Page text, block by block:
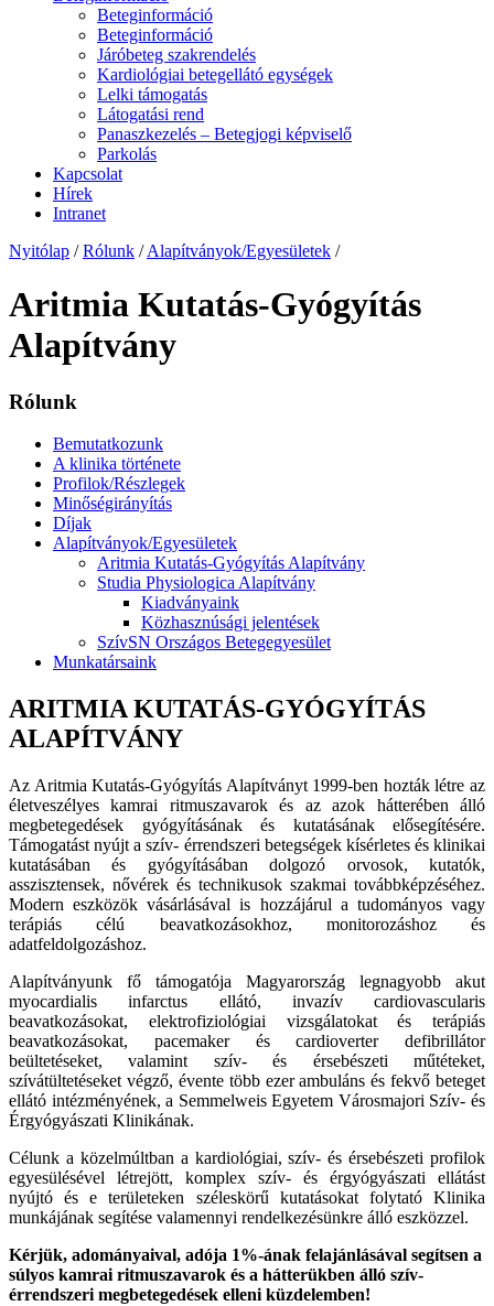
Beteginformáció
Beteginformáció
Járóbeteg szakrendelés
Kardiológiai betegellátó egységek
Lelki támogatás
Látogatási rend
Panaszkezelés – Betegjogi képviselő
Parkolás
Kapcsolat
Hírek
Intranet
Nyitólap / Rólunk / Alapítványok/Egyesületek /
Aritmia Kutatás-Gyógyítás
Alapítvány
Rólunk
Bemutatkozunk
A klinika története
Profilok/Részlegek
Minőségirányítás
Díjak
Alapítványok/Egyesületek
Aritmia Kutatás-Gyógyítás Alapítvány
Studia Physiologica Alapítvány
Kiadványaink
Közhasznúsági jelentések
SzívSN Országos Betegegyesület
Munkatársaink
ARITMIA KUTATÁS-GYÓGYÍTÁS
ALAPÍTVÁNY
Az Aritmia Kutatás-Gyógyítás Alapítványt 1999-ben hozták létre az
életveszélyes kamrai ritmuszavarok és az azok hátterében álló
megbetegedések gyógyításának és kutatásának elősegítésére.
Támogatást nyújt a szív- érrendszeri betegségek kísérletes és klinikai
kutatásában és gyógyításában dolgozó orvosok, kutatók,
asszisztensek, nővérek és technikusok szakmai továbbképzéséhez.
Modern eszközök vásárlásával is hozzájárul a tudományos vagy
terápiás célú beavatkozásokhoz, monitorozáshoz és
adatfeldolgozáshoz.
Alapítványunk fő támogatója Magyarország legnagyobb akut
myocardialis infarctus ellátó, invazív cardiovascularis
beavatkozásokat, elektrofiziológiai vizsgálatokat és terápiás
beavatkozásokat, pacemaker és cardioverter defibrillátor
beültetéseket, valamint szív- és érsebészeti műtéteket,
szívátültetéseket végző, évente több ezer ambuláns és fekvő beteget
ellátó intézményének, a Semmelweis Egyetem Városmajori Szív- és
Érgyógyászati Klinikának.
Célunk a közelmúltban a kardiológiai, szív- és érsebészeti profilok
egyesülésével létrejött, komplex szív- és érgyógyászati ellátást
nyújtó és e területeken széleskörű kutatásokat folytató Klinika
munkájának segítése valamennyi rendelkezésünkre álló eszközzel.
Kérjük, adományaival, adója 1%-ának felajánlásával segítsen a
súlyos kamrai ritmuszavarok és a hátterükben álló szív-
érrendszeri megbetegedések elleni küzdelemben!